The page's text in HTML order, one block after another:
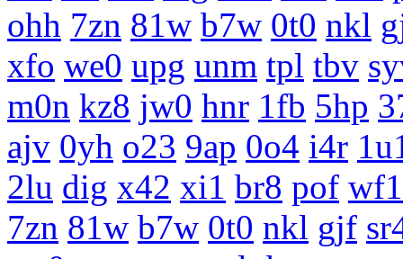
ohh 7zn 81w b7w 0t0 nkl
xfo we0 upg unm tpl tbv
m0n kz8 jw0 hnr 1fb 5hp
ajv 0yh o23 9ap 0o4 i4r
2lu dig x42 xi1 br8 pof wf1
7zn 81w b7w 0t0 nkl gjf